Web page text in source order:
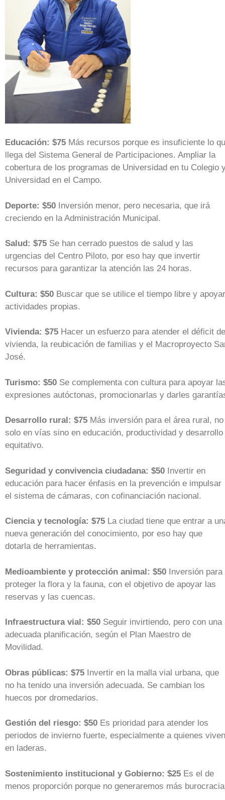
Educación: $75 Más recursos porque es insuficiente lo
llega del Sistema General de Participaciones. Ampliar la
cobertura de los programas de Universidad en tu Colegio
Universidad en el Campo.
Deporte: $50 Inversión menor, pero necesaria, que irá
creciendo en la Administración Municipal.
Salud: $75 Se han cerrado puestos de salud y las
urgencias del Centro Piloto, por eso hay que invertir
recursos para garantizar la atención las 24 horas.
Cultura: $50 Buscar que se utilice el tiempo libre y apoyar
actividades propias.
Vivienda: $75 Hacer un esfuerzo para atender el déficit de
vivienda, la reubicación de familias y el Macroproyecto
José.
Turismo: $50 Se complementa con cultura para apoyar
expresiones autóctonas, promocionarlas y darles
Desarrollo rural: $75 Más inversión para el área rural, no
solo en vías sino en educación, productividad y desarrollo
equitativo.
Seguridad y convivencia ciudadana: $50 Invertir en
educación para hacer énfasis en la prevención e impulsar
el sistema de cámaras, con cofinanciación nacional.
Ciencia y tecnología: $75 La ciudad tiene que entrar a
nueva generación del conocimiento, por eso hay que
dotarla de herramientas.
Medioambiente y protección animal: $50 Inversión para
proteger la flora y la fauna, con el objetivo de apoyar las
reservas y las cuencas.
Infraestructura vial: $50 Seguir invirtiendo, pero con una
adecuada planificación, según el Plan Maestro de
Movilidad.
Obras públicas: $75 Invertir en la malla vial urbana, que
no ha tenido una inversión adecuada. Se cambian los
huecos por dromedarios.
Gestión del riesgo: $50 Es prioridad para atender los
periodos de invierno fuerte, especialmente a quienes viven
en laderas.
Sostenimiento institucional y Gobierno: $25 Es el de
menos proporción porque no generaremos más